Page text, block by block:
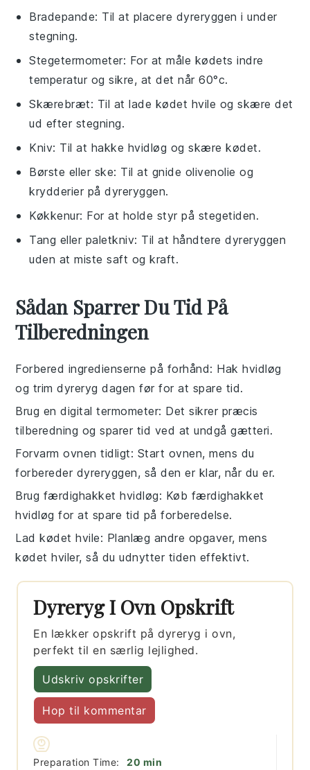
Bradepande: Til at placere dyreryggen i under
stegning.
Stegetermometer: For at måle kødets indre
temperatur og sikre, at det når 60°c.
Skærebræt: Til at lade kødet hvile og skære det
ud efter stegning.
Kniv: Til at hakke hvidløg og skære kødet.
Børste eller ske: Til at gnide olivenolie og
krydderier på dyreryggen.
Køkkenur: For at holde styr på stegetiden.
Tang eller paletkniv: Til at håndtere dyreryggen
uden at miste saft og kraft.
Sådan Sparrer Du Tid På
Tilberedningen
Forbered ingredienserne på forhånd: Hakhvidløg
og trimdyreryg dagen før for at spare tid.
Brug en digital termometer: Det sikrer præcis
tilberedning og sparer tid ved at undgå gætteri.
Forvarm ovnen tidligt: Start ovnen, mens du
forbereder dyreryggen, så den er klar, når du er.
Brug færdighakket hvidløg: Køb færdighakket
hvidløg for at spare tid på forberedelse.
Lad kødet hvile: Planlæg andre opgaver, mens
kødet hviler, så du udnytter tiden effektivt.
Dyreryg I Ovn Opskrift
En lækker opskrift på dyreryg i ovn,
perfekt til en særlig lejlighed.
Udskriv opskrifter
Hop til kommentar
Preparation Time: 20 minutter
min